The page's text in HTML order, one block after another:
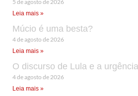
5 de agosto de 2026
Leia mais »
Múcio é uma besta?
4 de agosto de 2026
Leia mais »
O discurso de Lula e a
4 de agosto de 2026
Leia mais »